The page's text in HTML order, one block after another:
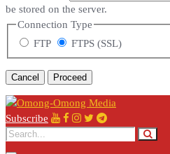
be stored on the server.
Connection Type
FTP
FTPS (SSL)
Cancel
Subscribe